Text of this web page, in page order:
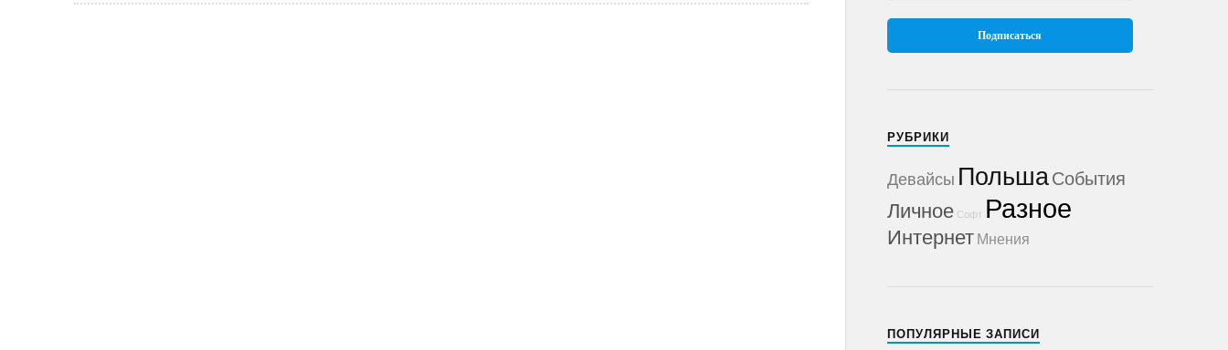
РУБРИКИ
Девайсы ПольшаСобытия
Личное Софт Разное
Интернет Мнения
ПОПУЛЯРНЫЕ ЗАПИСИ